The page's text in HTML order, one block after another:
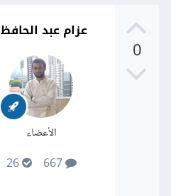
0
عزام عبد الحافظ
الأعضاء
667
26